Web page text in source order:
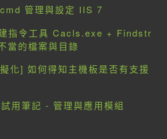
管理與設定 IIS 7
指令工具 Cacls.exe + Findstr
當的檔案與目錄
化] 如何得知主機板是否有支援
用筆記 - 管理與應用模組